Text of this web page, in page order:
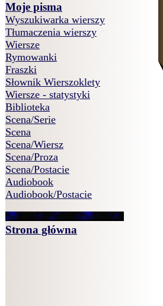
Moje pisma
Wyszukiwarka wierszy
Tłumaczenia wierszy
Wiersze
Rymowanki
Fraszki
Słownik Wierszoklety
Wiersze - statystyki
Biblioteka
Scena/Serie
Scena
Scena/Wiersz
Scena/Proza
Scena/Postacie
Audiobook
Audiobook/Postacie
Strona główna